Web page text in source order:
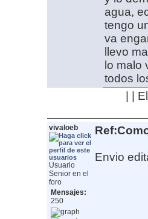
agua,
tengo
va
llevo
lo malo
todos
| |
vivaloeb
Usuario
Senior en el
foro
Mensajes:
250
Envio